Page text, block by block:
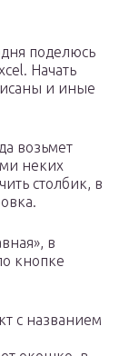
поделюсь
Начать
и иные
возьмет
неких
столбик, в
в
кнопке
с названием